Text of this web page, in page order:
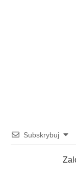
Subskrybuj